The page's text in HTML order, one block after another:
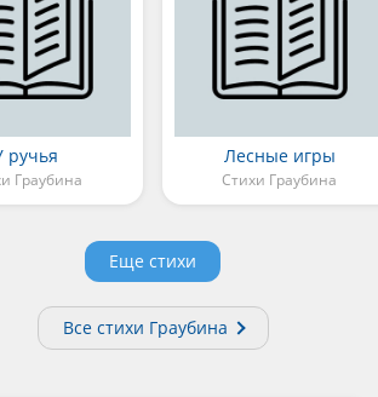
ручья
Граубина
Лесные игры
Стихи Граубина
Еще стихи
Все стихи Граубина